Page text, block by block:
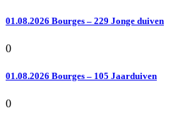
01.08.2026 Bourges – 229 Jonge duiven
0
01.08.2026 Bourges – 105 Jaarduiven
0